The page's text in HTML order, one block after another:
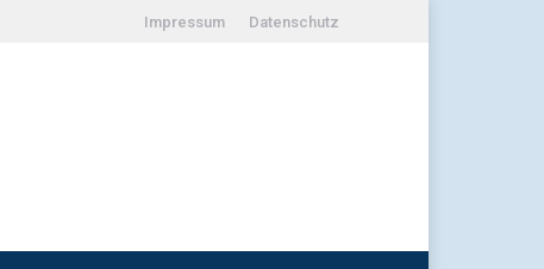
Impressum Datenschutz